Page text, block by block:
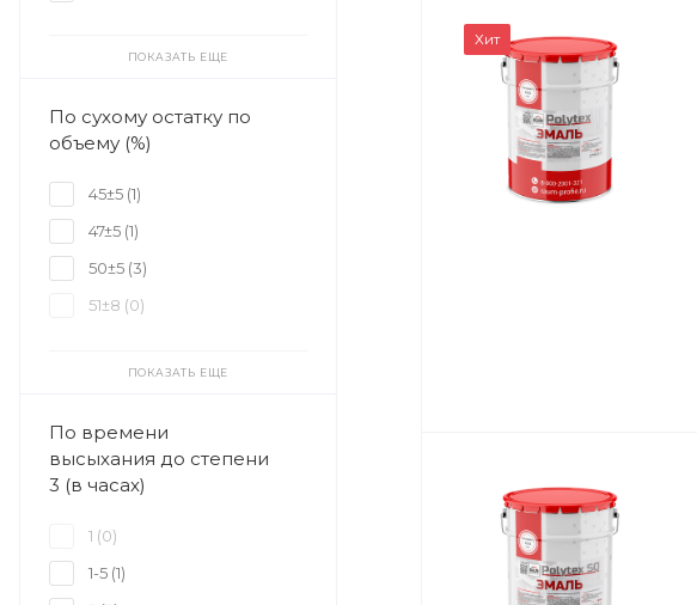
ПОКАЗАТЬ ЕЩЕ
По сухому остатку по
объему (%)
45±5 (1)
47±5 (1)
50±5 (3)
51±8 (0)
ПОКАЗАТЬ ЕЩЕ
По времени
высыхания до степени
3 (в часах)
1 (0)
1-5 (1)
Хит